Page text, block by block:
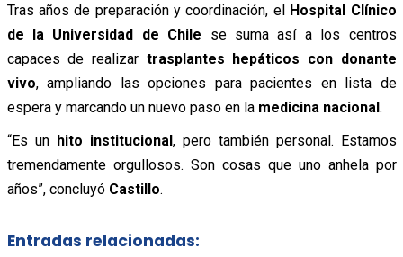
Tras años de preparación y coordinación, el Hospital Clínico
de la Universidad de Chile se suma así a los centros
capaces de realizar trasplantes hepáticos con donante
vivo, ampliando las opciones para pacientes en lista de
espera y marcando un nuevo paso en la medicina nacional.
“Es un hito institucional, pero también personal. Estamos
tremendamente orgullosos. Son cosas que uno anhela por
años”, concluyó Castillo.
Entradas relacionadas: